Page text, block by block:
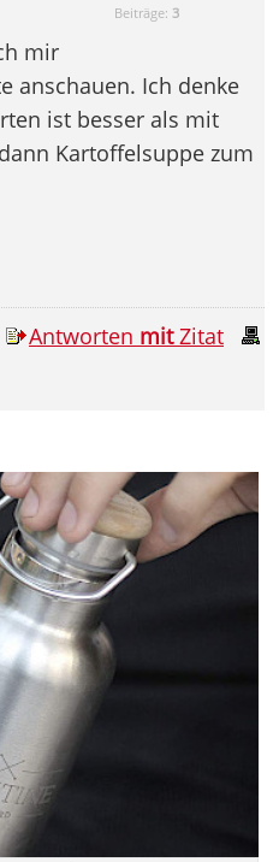
Beiträge: 3
mir
anschauen. Ich denke
ist besser als mit
Kartoffelsuppe zum
Antworten mitZitat